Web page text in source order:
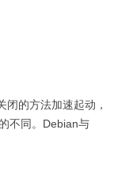
的方法加速起动，
不同。Debian与